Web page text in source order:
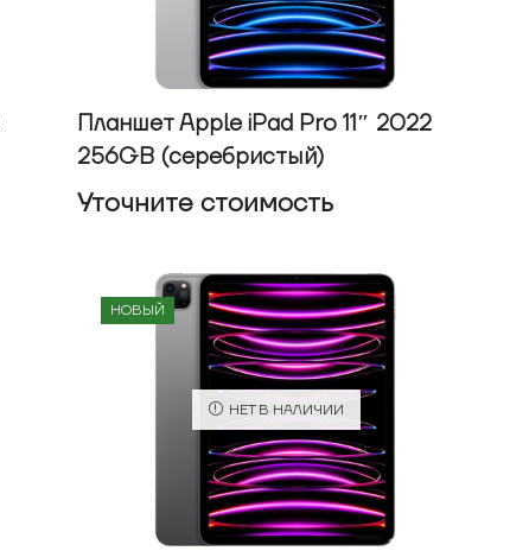
Планшет Apple iPad Pro 11″ 2022
256GB (серебристый)
Уточнитe стоимость
НОВЫЙ
НЕТ В НАЛИЧИИ